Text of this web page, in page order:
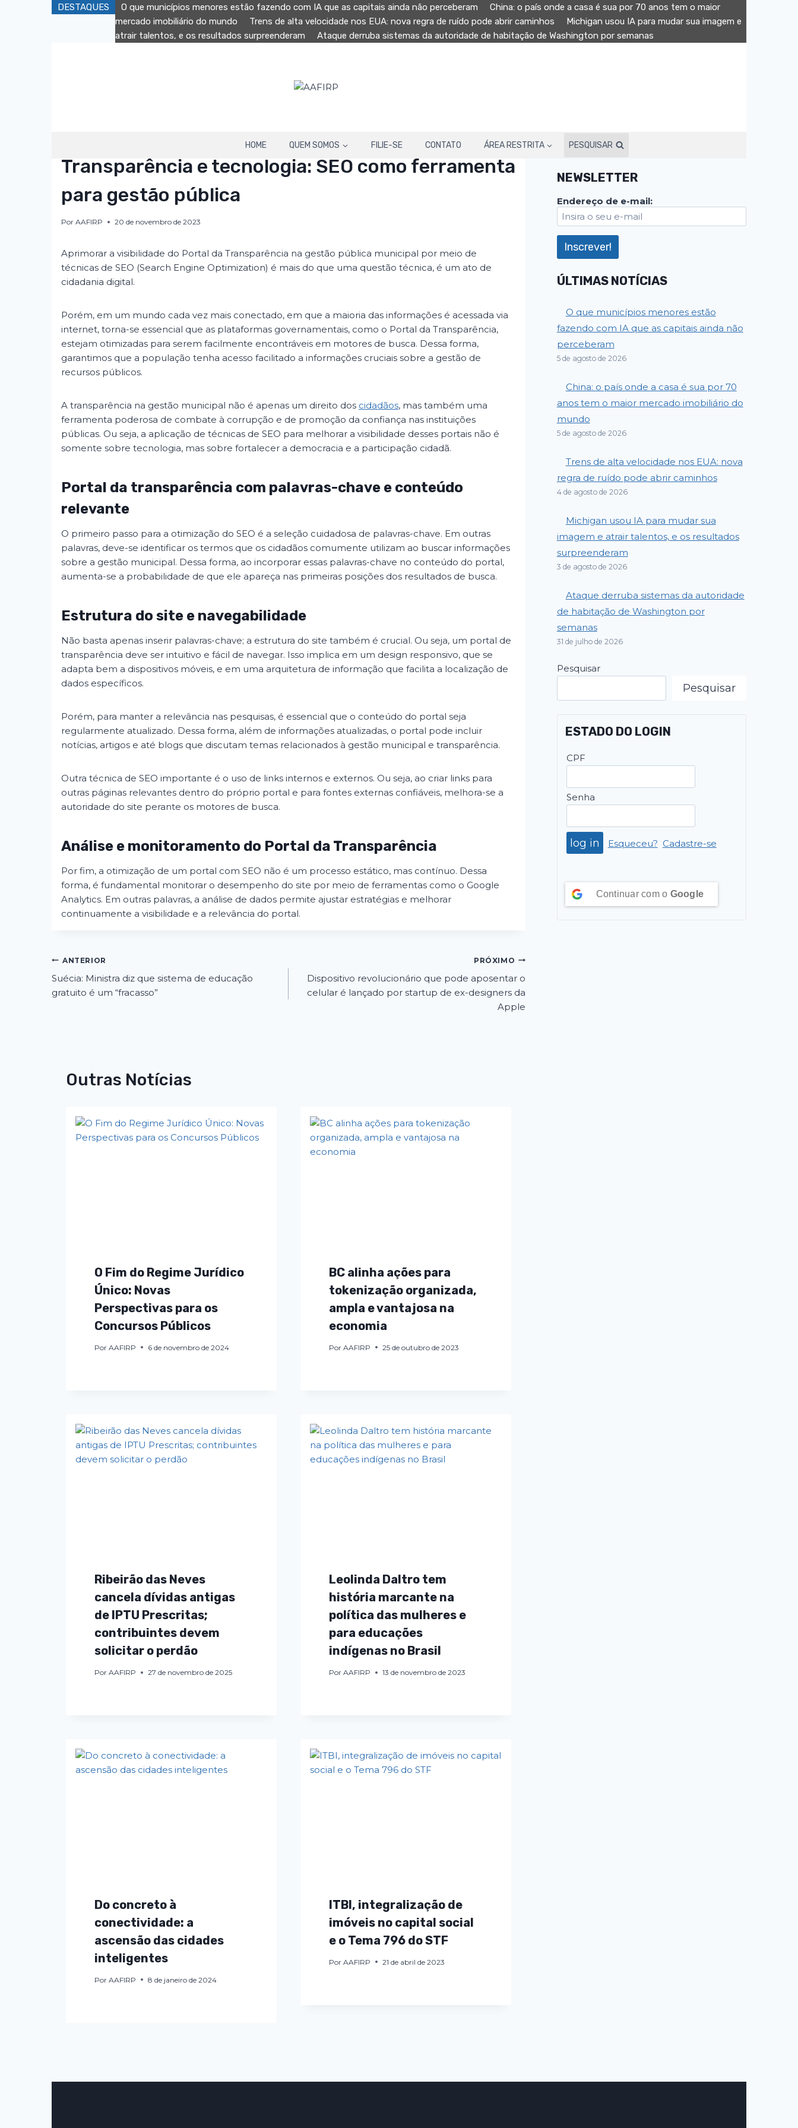
DESTAQUES O que municípios menores estão fazendo com IA que as capitais ainda não perceberam
China: o país onde a casa é sua por 70 anos tem o maior
mercado imobiliário do mundo
Trens de alta velocidade nos EUA: nova regra de ruído pode abrir caminhos
Michigan usou IA para mudar sua imagem e
atrair talentos, e os resultados surpreenderam
Ataque derruba sistemas da autoridade de habitação de Washington por semanas
HOME QUEM SOMOS FILIE-SE CONTATO ÁREA RESTRITA PESQUISAR
Transparência e tecnologia: SEO como ferramenta
para gestão pública
Por AAFIRP 20 de novembro de 2023
Aprimorar a visibilidade do Portal da Transparência na gestão pública municipal por meio de
técnicas de SEO (Search Engine Optimization) é mais do que uma questão técnica, é um ato de
cidadania digital.
Porém, em um mundo cada vez mais conectado, em que a maioria das informações é acessada via
internet, torna-se essencial que as plataformas governamentais, como o Portal da Transparência,
estejam otimizadas para serem facilmente encontráveis em motores de busca. Dessa forma,
garantimos que a população tenha acesso facilitado a informações cruciais sobre a gestão de
recursos públicos.
A transparência na gestão municipal não é apenas um direito dos cidadãos, mas também uma
ferramenta poderosa de combate à corrupção e de promoção da confiança nas instituições
públicas. Ou seja, a aplicação de técnicas de SEO para melhorar a visibilidade desses portais não é
somente sobre tecnologia, mas sobre fortalecer a democracia e a participação cidadã.
Portal da transparência com palavras-chave e conteúdo
relevante
O primeiro passo para a otimização do SEO é a seleção cuidadosa de palavras-chave. Em outras
palavras, deve-se identificar os termos que os cidadãos comumente utilizam ao buscar informações
sobre a gestão municipal. Dessa forma, ao incorporar essas palavras-chave no conteúdo do portal,
aumenta-se a probabilidade de que ele apareça nas primeiras posições dos resultados de busca.
Estrutura do site e navegabilidade
Não basta apenas inserir palavras-chave; a estrutura do site também é crucial. Ou seja, um portal de
transparência deve ser intuitivo e fácil de navegar. Isso implica em um design responsivo, que se
adapta bem a dispositivos móveis, e em uma arquitetura de informação que facilita a localização de
dados específicos.
Porém, para manter a relevância nas pesquisas, é essencial que o conteúdo do portal seja
regularmente atualizado. Dessa forma, além de informações atualizadas, o portal pode incluir
notícias, artigos e até blogs que discutam temas relacionados à gestão municipal e transparência.
Outra técnica de SEO importante é o uso de links internos e externos. Ou seja, ao criar links para
outras páginas relevantes dentro do próprio portal e para fontes externas confiáveis, melhora-se a
autoridade do site perante os motores de busca.
Análise e monitoramento do Portal da Transparência
Por fim, a otimização de um portal com SEO não é um processo estático, mas contínuo. Dessa
forma, é fundamental monitorar o desempenho do site por meio de ferramentas como o Google
Analytics. Em outras palavras, a análise de dados permite ajustar estratégias e melhorar
continuamente a visibilidade e a relevância do portal.
Navegação
de
ANTERIOR
Suécia: Ministra diz que sistema de educação
gratuito é um “fracasso”
PRÓXIMO
Dispositivo revolucionário que pode aposentar o
celular é lançado por startup de ex-designers da
Apple
Outras Notícias
O Fim do Regime Jurídico
Único: Novas
Perspectivas para os
Concursos Públicos
Por AAFIRP 6 de novembro de 2024
BC alinha ações para
tokenização organizada,
ampla e vantajosa na
economia
Por AAFIRP 25 de outubro de 2023
Ribeirão das Neves
cancela dívidas antigas
de IPTU Prescritas;
contribuintes devem
solicitar o perdão
Por AAFIRP 27 de novembro de 2025
Leolinda Daltro tem
história marcante na
política das mulheres e
para educações
indígenas no Brasil
Por AAFIRP 13 de novembro de 2023
Do concreto à
conectividade: a
ascensão das cidades
inteligentes
Por AAFIRP 8 de janeiro de 2024
ITBI, integralização de
imóveis no capital social
e o Tema 796 do STF
Por AAFIRP 21 de abril de 2023
NEWSLETTER
Endereço de e-mail:
ÚLTIMAS NOTÍCIAS
O que municípios menores estão
fazendo com IA que as capitais ainda não
perceberam
5 de agosto de 2026
China: o país onde a casa é sua por 70
anos tem o maior mercado imobiliário do
mundo
5 de agosto de 2026
Trens de alta velocidade nos EUA: nova
regra de ruído pode abrir caminhos
4 de agosto de 2026
Michigan usou IA para mudar sua
imagem e atrair talentos, e os resultados
surpreenderam
3 de agosto de 2026
Ataque derruba sistemas da autoridade
de habitação de Washington por
semanas
31 de julho de 2026
Pesquisar
Pesquisar
ESTADO DO LOGIN
CPF
Senha
Esqueceu? Cadastre-se
Continuar com o Google